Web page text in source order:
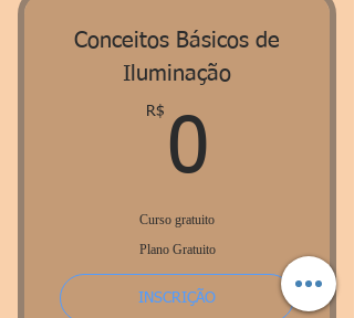
Conceitos Básicos de
Iluminação
R$ 0
Curso gratuito
Plano Gratuito
INSCRIÇÃO